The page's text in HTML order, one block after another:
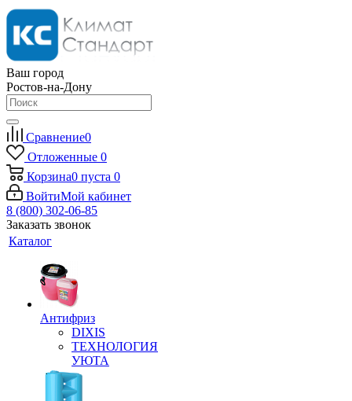
Ваш город
Ростов-на-Дону
Сравнение0
Отложенные 0
Корзина0 пуста 0
ВойтиМой кабинет
8 (800) 302-06-85
Заказать звонок
Каталог
Антифриз
DIXIS
ТЕХНОЛОГИЯ
УЮТА